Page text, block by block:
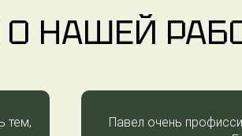
НАШЕЙ
тем,
Павел очень